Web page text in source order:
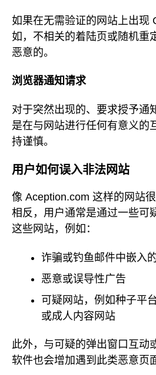
如果在无需验证的网站上出现
如，不相关的着陆页或随机重
恶意的。
浏览器通知请求
对于突然出现的、要求授予通
是在与网站进行任何有意义的
持谨慎。
用户如何误入非法网站
像 Aception.com 这样的网站
相反，用户通常是通过一些可
这些网站，例如：
诈骗或钓鱼邮件中嵌入
恶意或误导性广告
可疑网站，例如种子平
或成人内容网站
此外，与可疑的弹出窗口互动
软件也会增加遇到此类恶意页